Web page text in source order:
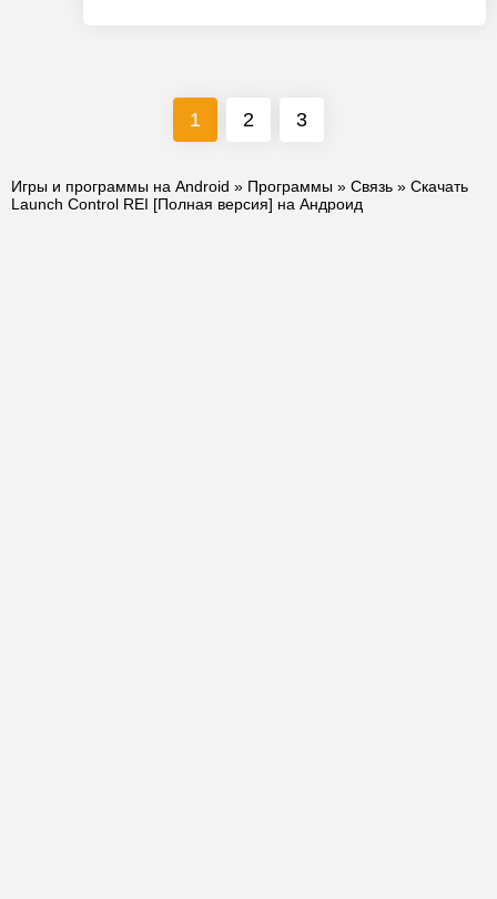
1 2 3
Игры и программы на Android » Программы » Связь » Скачать
Launch Control REI [Полная версия] на Андроид